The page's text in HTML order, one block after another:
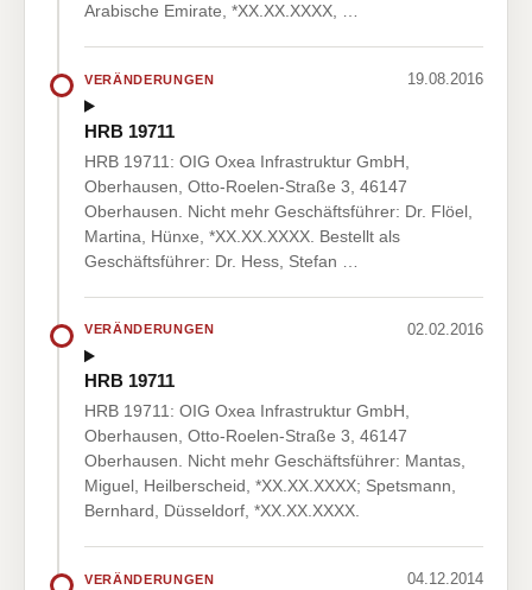
Arabische Emirate, *XX.XX.XXXX, …
VERÄNDERUNGEN 19.08.2016
HRB 19711
HRB 19711: OIG Oxea Infrastruktur GmbH,
Oberhausen, Otto-Roelen-Straße 3, 46147
Oberhausen. Nicht mehr Geschäftsführer: Dr. Flöel,
Martina, Hünxe, *XX.XX.XXXX. Bestellt als
Geschäftsführer: Dr. Hess, Stefan …
VERÄNDERUNGEN 02.02.2016
HRB 19711
HRB 19711: OIG Oxea Infrastruktur GmbH,
Oberhausen, Otto-Roelen-Straße 3, 46147
Oberhausen. Nicht mehr Geschäftsführer: Mantas,
Miguel, Heilberscheid, *XX.XX.XXXX; Spetsmann,
Bernhard, Düsseldorf, *XX.XX.XXXX.
VERÄNDERUNGEN 04.12.2014